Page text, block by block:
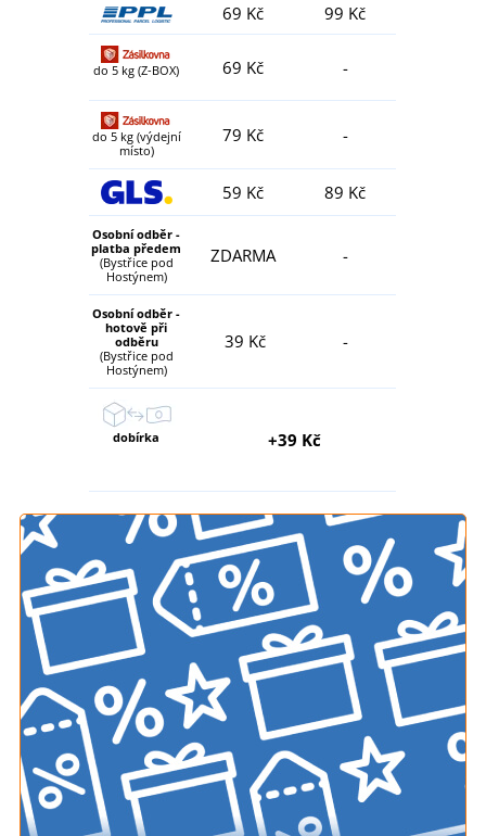
69 Kč
99 Kč
do 5 kg (Z-BOX) 69 Kč -
do 5 kg (výdejní
místo)
79 Kč -
59 Kč 89 Kč
Osobní odběr -
platba předem
(Bystřice pod
Hostýnem)
ZDARMA -
Osobní odběr -
hotově při
odběru
(Bystřice pod
Hostýnem)
39 Kč -
dobírka +39 Kč